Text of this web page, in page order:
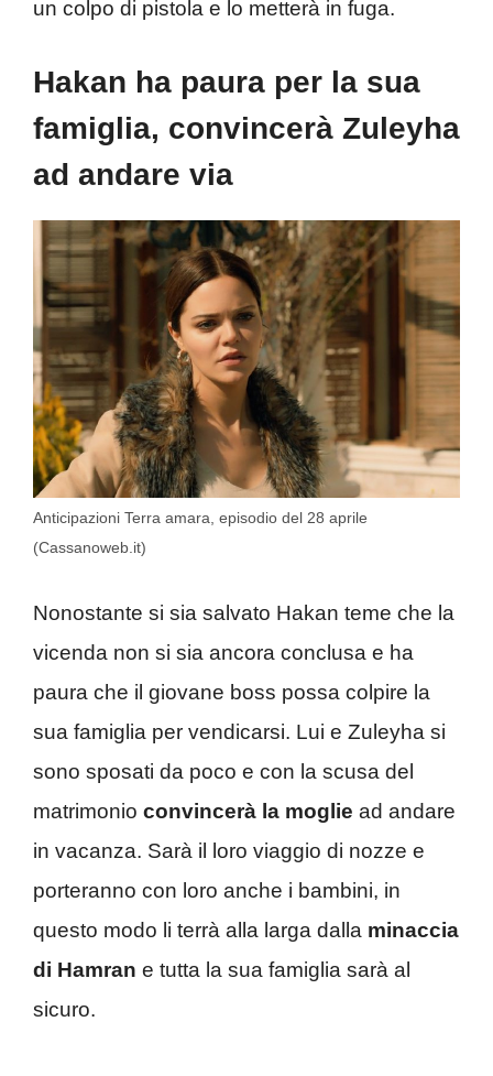
un colpo di pistola e lo metterà in fuga.
Hakan ha paura per la sua
famiglia, convincerà Zuleyha
ad andare via
Anticipazioni Terra amara, episodio del 28 aprile
(Cassanoweb.it)
Nonostante si sia salvato Hakan teme che la
vicenda non si sia ancora conclusa e ha
paura che il giovane boss possa colpire la
sua famiglia per vendicarsi. Lui e Zuleyha si
sono sposati da poco e con la scusa del
matrimonio convincerà la moglie ad andare
in vacanza. Sarà il loro viaggio di nozze e
porteranno con loro anche i bambini, in
questo modo li terrà alla larga dalla minaccia
di Hamran e tutta la sua famiglia sarà al
sicuro.